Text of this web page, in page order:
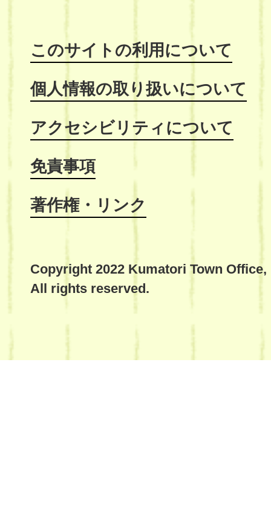
このサイトの利用について
個人情報の取り扱いについて
アクセシビリティについて
免責事項
著作権・リンク
Copyright 2022 Kumatori Town Office,
All rights reserved.